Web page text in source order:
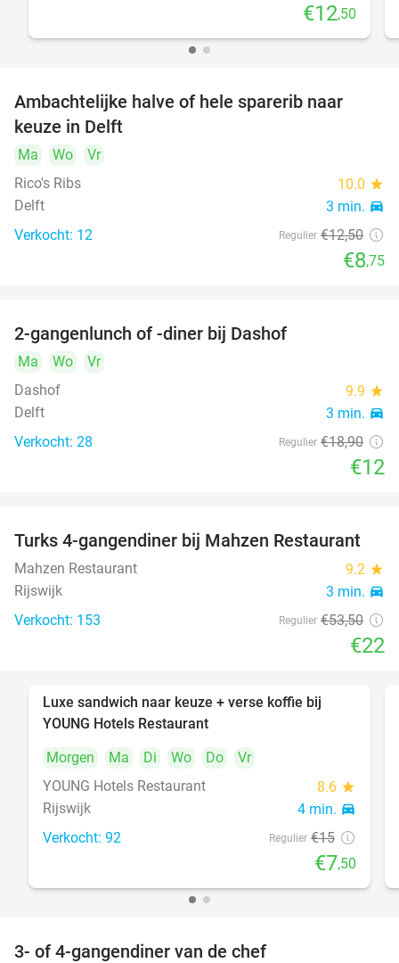
€12,50
Ambachtelijke halve of hele sparerib naar
keuze in Delft
Ma Wo
Vr
Rico's Ribs
10.0 star
Delft 3 min. directions_car
Verkocht: 12 Regulier €12,50
€8,75
2-gangenlunch of -diner bij Dashof
Ma Wo
Vr
Dashof
9.9 star
Delft 3 min. directions_car
Verkocht: 28 Regulier €18,90
€12
59%
Turks 4-gangendiner bij Mahzen Restaurant
Mahzen Restaurant 9.2 star
Rijswijk 3 min. directions_car
Verkocht: 153 Regulier €53,50
€22
Luxe sandwich naar keuze + verse koffie bij
YOUNG Hotels Restaurant
Morgen
Ma Di Wo Do
Vr
YOUNG Hotels Restaurant
8.6 star
Rijswijk 4 min. directions_car
Verkocht: 92 Regulier €15
€7,50
3- of 4-gangendiner van de chef